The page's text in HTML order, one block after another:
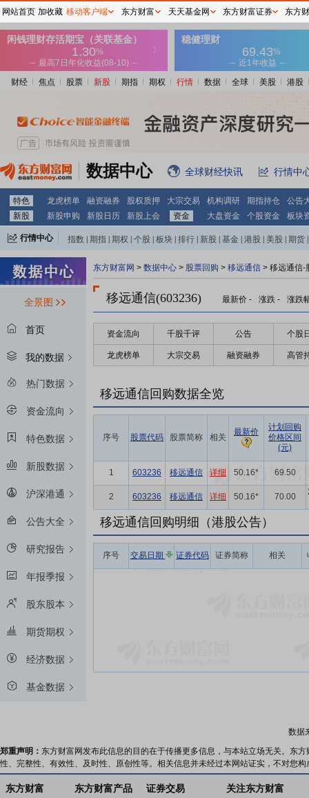
财经 焦点 股票 新股 期指 期权 行情 数据 全球 美股 港股
数据中心 全球财经快讯 行情中
特色 龙虎榜单 融资融券 股权质押 大宗交易 机构调研 期指持仓
公告
新股
新股申购 新股日历 新股上会 资金 大盘资金 个股资金 板块
行情中心 指数 期指 期权 个股 板块 排行 新股 基金 港股 美股 期货
全景图
首页
我的数据
热门数据
资金流向
特色数据
新股数据
沪深港通
公告大全
研究报告
年报季报
股东股本
期货期权
经济数据
基金数据
东方财富网 > 数据中心 > 股票回购 > 移远通信 > 移远通信-
移远通信(603236) 最新价 - 涨跌 - 涨跌
资金流向 千股千评 公告 个股
龙虎榜单 大宗交易 融资融券 高管
移远通信回购数据全览
序号 股票代码 股票简称 相关
最新价
计划回购
价格区间
(元)
1 603236 移远通信 详细 50.16* 69.50
2 603236 移远通信 详细 50.16* 70.00
移远通信回购明细（港股公告）
序号 交易日期 证券代码 证券简称 相关
数据
郑重声明： 东方财富网发布此信息的目的在于传播更多信息，与本站立场无关。东
性、完整性、有效性、及时性、原创性等。相关信息并未经过本网站证实，不对您
东方财富 东方财富产品 证券交易 关注东方财富
网站首页 加收藏 移动客户端 东方财富 天天基金网 东方财富证券 东方